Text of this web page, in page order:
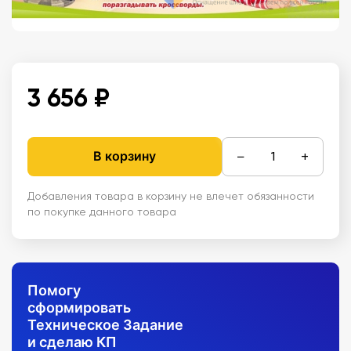
3 656 ₽
В корзину − +
Добавления товара в корзину не влечет обязанности
по покупке данного товара
Помогу
сформировать
Техническое Задание
и сделаю КП